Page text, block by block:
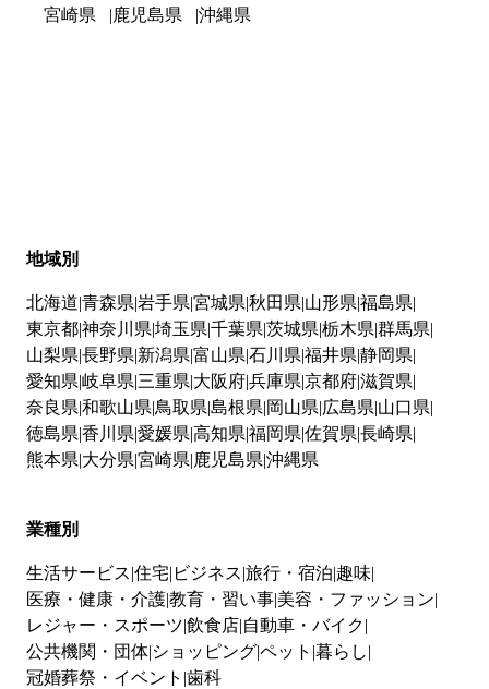
宮崎県
鹿児島県 沖縄県
地域別
北海道 青森県 岩手県 宮城県 秋田県 山形県 福島県
東京都神奈川県 埼玉県 千葉県 茨城県 栃木県 群馬県
山梨県 長野県 新潟県 富山県 石川県 福井県 静岡県
愛知県 岐阜県 三重県 大阪府兵庫県 京都府滋賀県
奈良県 和歌山県 鳥取県 島根県 岡山県 広島県 山口県
徳島県 香川県 愛媛県 高知県 福岡県 佐賀県 長崎県
熊本県 大分県 宮崎県 鹿児島県 沖縄県
業種別
生活サービス 住宅 ビジネス 旅行・宿泊 趣味
医療・健康・介護教育・習い事 美容・ファッション
レジャー・スポーツ 飲食店 自動車・バイク
公共機関・団体 ショッピングペット 暮らし
冠婚葬祭・イベント 歯科